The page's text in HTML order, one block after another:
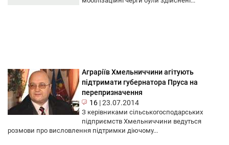
Аграріїв Хмельниччини агітують
підтримати губернатора Пруса на
перепризначення
16 |23.07.2014
З керівниками сільськогосподарських
підприємств Хмельниччини ведуться
розмови про висловлення підтримки діючому...